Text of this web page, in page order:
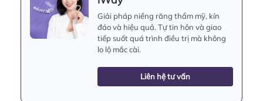
Giải pháp niềng răng thẩm mỹ, kín
đáo và hiệu quả. Tự tin hôn và giao
tiếp suốt quá trình điều trị mà không
lo lộ mắc cài.
Liên hệ tư vấn